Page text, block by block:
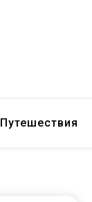
Путешествия